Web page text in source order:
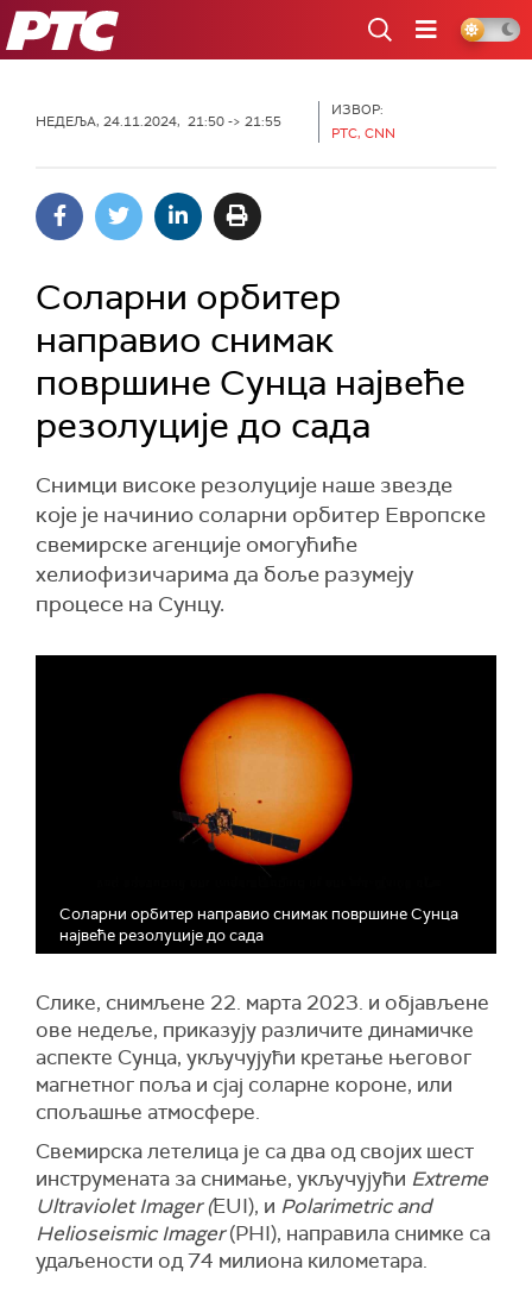
РТС
НЕДЕЉА, 24.11.2024, 21:50 -> 21:55
ИЗВОР:
РТС, CNN
Соларни орбитер
направио снимак
површине Сунца највеће
резолуције до сада
Снимци високе резолуције наше звезде
које је начинио соларни орбитер Европске
свемирске агенције омогућиће
хелиофизичарима да боље разумеју
процесе на Сунцу.
Соларни орбитер направио снимак површине Сунца
највеће резолуције до сада
Слике, снимљене 22. марта 2023. и објављене
ове недеље, приказују различите динамичке
аспекте Сунца, укључујући кретање његовог
магнетног поља и сјај соларне короне, или
спољашње атмосфере.
Свемирска летелица је са два од својих шест
инструмената за снимање, укључујући Extreme
Ultraviolet Imager (EUI), и Polarimetric and
Helioseismic Imager(PHI), направила снимке са
удаљености од 74 милиона километара.